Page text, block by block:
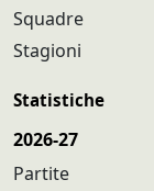
Squadre
Stagioni
Statistiche
2026-27
Partite